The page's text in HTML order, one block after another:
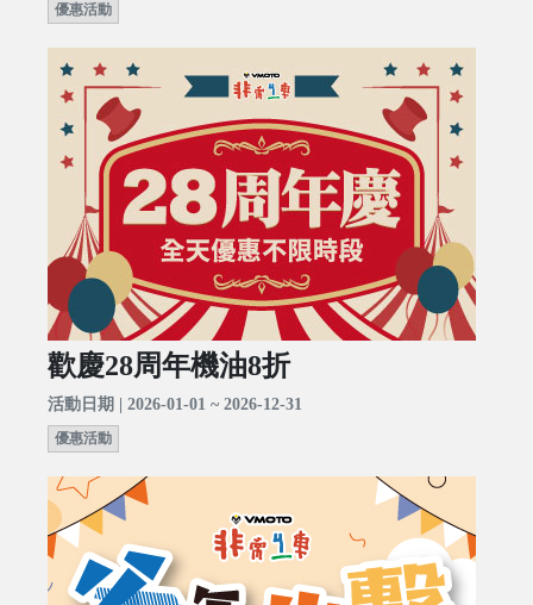
優惠活動
歡慶28周年機油8折
活動日期 | 2026-01-01 ~ 2026-12-31
優惠活動